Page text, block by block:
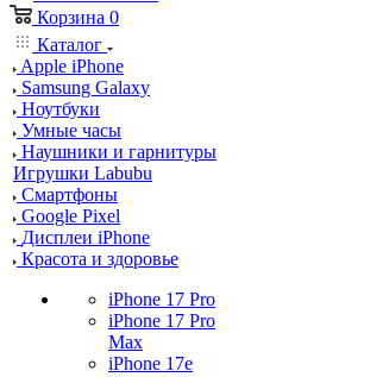
Корзина 0
Каталог
Apple iPhone
Samsung Galaxy
Ноутбуки
Умные часы
Наушники и гарнитуры
Игрушки Labubu
Смартфоны
Google Pixel
Дисплеи iPhone
Красота и здоровье
iPhone 17 Pro
iPhone 17 Pro
Max
iPhone 17e